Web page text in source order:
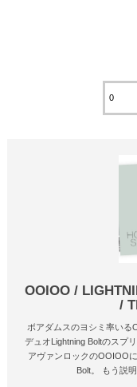
OOIOO /
/
ボアダムスのヨシミ率いる
デュオLightning Boltのスプ
アヴァンロックのOOIOO
Bolt。 もう説